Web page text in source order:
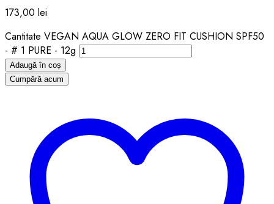
173,00 lei
Cantitate VEGAN AQUA GLOW ZERO FIT CUSHION SPF50
- # 1 PURE - 12g
Adaugă în coș
Cumpără acum